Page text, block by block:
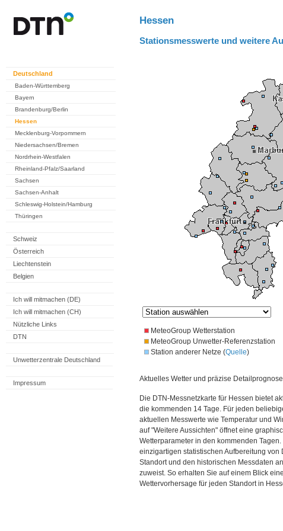
Deutschland
Baden-Württemberg
Bayern
Brandenburg/Berlin
Hessen
Mecklenburg-Vorpommern
Niedersachsen/Bremen
Nordrhein-Westfalen
Rheinland-Pfalz/Saarland
Sachsen
Sachsen-Anhalt
Schleswig-Holstein/Hamburg
Thüringen
Schweiz
Österreich
Liechtenstein
Belgien
Ich will mitmachen (DE)
Ich will mitmachen (CH)
Nützliche Links
DTN
Unwetterzentrale Deutschland
Impressum
Hessen
Stationsmesswerte und weitere
MeteoGroup Wetterstation
MeteoGroup Unwetter-Referenzstation
Station anderer Netze (Quelle)
Aktuelles Wetter und präzise
Die DTN-Messnetzkarte für Hessen bietet
die kommenden 14 Tage. Für jeden
aktuellen Messwerte wie Temperatur und
auf "Weitere Aussichten" öffnet eine
Wetterparameter in den kommenden
einzigartigen statistischen Aufbereitung
Standort und den historischen Messdaten
zuweist. So erhalten Sie auf einem Blick
Wettervorhersage für jeden Standort in